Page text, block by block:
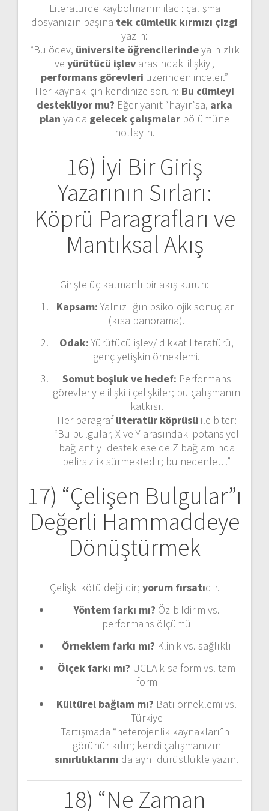
Literatürde kaybolmanın ilacı: çalışma
dosyanızın başına tek cümlelik kırmızı çizgi
yazın:
“Bu ödev, üniversite öğrencilerindeyalnızlık
ve yürütücü işlev arasındaki ilişkiyi,
performans görevleri üzerinden inceler.”
Her kaynak için kendinize sorun: Bu cümleyi
destekliyor mu? Eğer yanıt “hayır”sa, arka
plan ya da gelecek çalışmalar bölümüne
notlayın.
16) İyi Bir Giriş
Yazarının Sırları:
Köprü Paragrafları ve
Mantıksal Akış
Girişte üç katmanlı bir akış kurun:
Kapsam:Yalnızlığın psikolojik sonuçları
(kısa panorama).
Odak:Yürütücü işlev/ dikkat literatürü,
genç yetişkin örneklemi.
Somut boşluk ve hedef: Performans
görevleriyle ilişkili çelişkiler; bu çalışmanın
katkısı.
Her paragrafliteratür köprüsü ile biter:
“Bu bulgular, X ve Y arasındaki potansiyel
bağlantıyı desteklese de Z bağlamında
belirsizlik sürmektedir; bu nedenle…”
17) “Çelişen Bulgular”ı
Değerli Hammaddeye
Dönüştürmek
Çelişki kötü değildir; yorum fırsatıdır.
Yöntem farkı mı? Öz-bildirim vs.
performans ölçümü
Örneklem farkı mı? Klinik vs. sağlıklı
Ölçek farkı mı? UCLA kısa form vs. tam
form
Kültürel bağlam mı? Batı örneklemi vs.
Türkiye
Tartışmada “heterojenlik kaynakları”nı
görünür kılın; kendi çalışmanızın
sınırlılıklarını da aynı dürüstlükle yazın.
18) “Ne Zaman